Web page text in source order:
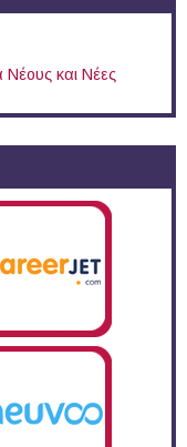
Νέους και Νέες